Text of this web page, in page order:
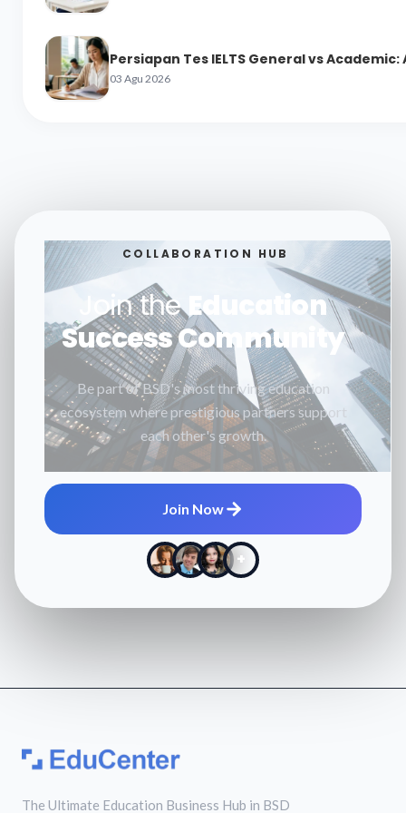
Persiapan Tes IELTS General vs
03 Agu 2026
COLLABORATION HUB
Join theEducation
Success Community
Be part of BSD's most thriving education
ecosystem where prestigious partners support
each other's growth.
Join Now
+
The Ultimate Education Business Hub in BSD